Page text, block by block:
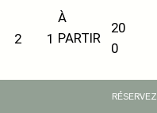
2 1
À
PARTIR
20
0
RÉSERVEZ